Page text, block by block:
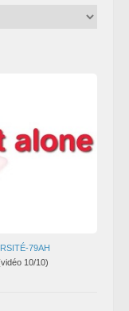
79AH
10/10)